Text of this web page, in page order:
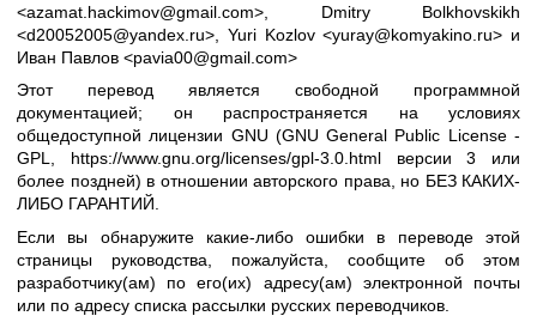
<azamat.hackimov@gmail.com>, Dmitry Bolkhovskikh
<d20052005@yandex.ru>, Yuri Kozlov <yuray@komyakino.ru> и
Иван Павлов <pavia00@gmail.com>
Этот перевод является свободной программной
документацией; он распространяется на условиях
общедоступной лицензии GNU (GNU General Public License -
GPL, https://www.gnu.org/licenses/gpl-3.0.htmlверсии 3 или
более поздней) в отношении авторского права, но БЕЗ КАКИХ-
ЛИБО ГАРАНТИЙ.
Если вы обнаружите какие-либо ошибки в переводе этой
страницы руководства, пожалуйста, сообщите об этом
разработчику(ам) по его(их) адресу(ам) электронной почты
или по адресу списка рассылки русских переводчиков